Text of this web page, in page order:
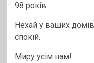
98 років.
Нехай у ваших
спокій.
Миру усім нам!